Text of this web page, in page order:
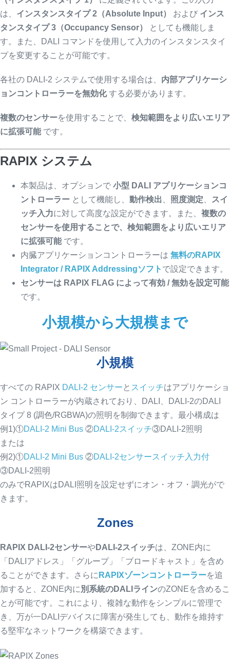
は、 インスタンスタイプ 2（Absolute Input） および インス
タンスタイプ 3（Occupancy Sensor）
としても機能しま
す。また、DALI コマンドを使用して入力のインスタンスタイ
プを変更することが可能です。
各社の DALI-2 システムで使用する場合は、 内部アプリケーシ
ョンコントローラーを無効化する必要があります。
複数のセンサーを使用することで、 検知範囲をより広いエリア
に拡張可能です。
RAPIX システム
本製品は、オプションで 小型 DALI アプリケーションコ
ントローラー として機能し、 動作検出 照度測定
スイ
ッチ入力に対して高度な設定ができます。また、 複数の
センサーを使用することで、検知範囲をより広いエリア
に拡張可能です。
内臓アプリケーションコントローラーは 無料のRAPIX
Integrator / RAPIX Addressingソフト で設定できます。
センサーは RAPIX FLAG によって有効 / 無効を設定可能
です。
小規模から大規模まで
小規模
すべての RAPIX DALI-2 センサー と スイッチはアプリケーショ
ン コントローラーが内蔵されており、DALI、DALI-2のDALI
タイプ 8 (調色/RGBWA)の照明を制御できます。最小構成は
例1)①DALI-2 Mini Bus ②DALI-2スイッチ③DALI-2照明
または
例2)①DALI-2 Mini Bus ②DALI-2センサースイッチ入力付
③DALI-2照明
のみでRAPIXはDALI照明を設定せずにオン・オフ・調光がで
きます。
Zones
RAPIX DALI-2センサーやDALI-2スイッチは、ZONE内に
「DALIアドレス」「グループ」「ブロードキャスト」を含め
ることができます。さらに RAPIXゾーンコントローラーを追
加すると、ZONE内に別系統のDALIラインのZONEを含めるこ
とが可能です。これにより、複雑な動作をシンプルに管理で
き、万が一DALIデバイスに障害が発生しても、動作を維持す
る堅牢なネットワークを構築できます。